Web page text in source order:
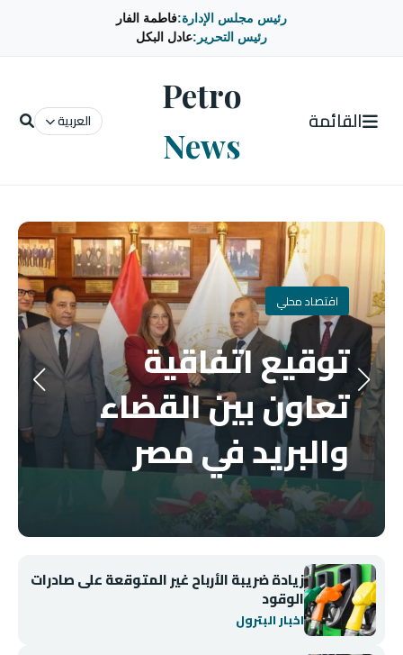
رئيس مجلس الإدارة:فاطمة الفار
رئيس التحرير:عادل البكل
القائمة
Petro
News
العربية
اقتصاد محلي
توقيع اتفاقية
تعاون بين القضاء
والبريد في مصر
زيادة ضريبة الأرباح غير المتوقعة على صادرات
الوقود
اخبار البترول